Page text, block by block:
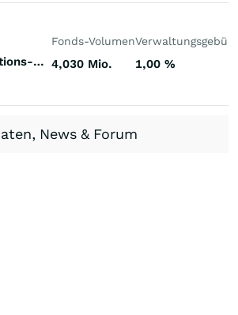
Strategiefonds Options-Strategie dynamisch Welt
Fonds-Volumen
4,030 Mio. 1,00 %
News & Forum